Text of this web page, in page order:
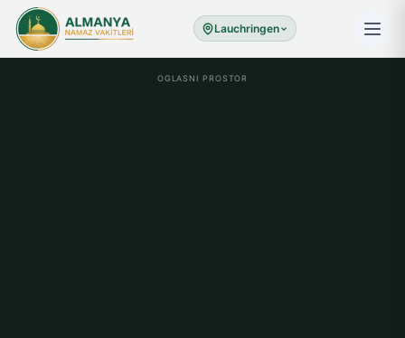
Lauchringen
OGLASNI PROSTOR